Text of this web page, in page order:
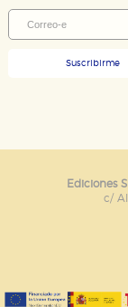
Suscribirme
Ediciones
c/
Puede consultar